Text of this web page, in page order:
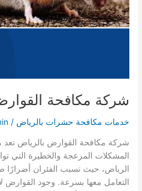
شركة مكافحة
خدمات مكافحة حشرات بالرياض /
شركة مكافحة القوارض بالرياض
المشكلات المزعجة والخطيرة التي
الرياض، حيث تسبب الفئران أضرارًا
التعامل معها بسرعة. وجود القوارض